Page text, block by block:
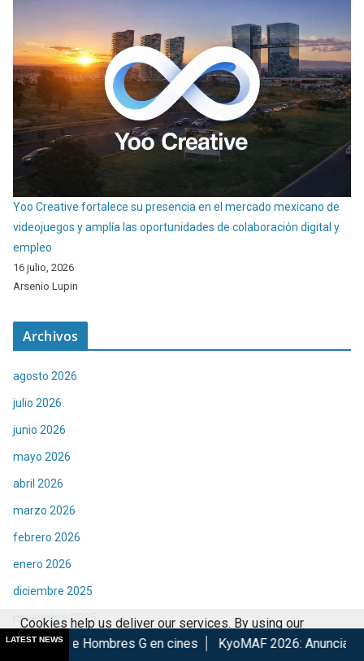
Yoo Creative fortalece su presencia en el mercado mexicano de
videojuegos y amplía las oportunidades de colaboración digital y
empleo
16 julio, 2026
Arsenio Lupin
Archivos
agosto 2026
julio 2026
junio 2026
mayo 2026
abril 2026
marzo 2026
febrero 2026
enero 2026
diciembre 2025
noviembre 2025
octubre 2025
LATEST NEWS
en cines KyoMAF 2026: Anuncian colaboraciones y
Cookies help us deliver our services. By using our
services, you agree to our use of cookies.
Got it